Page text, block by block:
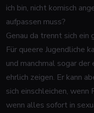
ich bin, nicht komisch
aufpassen muss?
Genau da trennt sich ein
Für queere Jugendliche
und manchmal sogar
ehrlich zeigen. Er kann
sich einschleichen,
wenn alles sofort in